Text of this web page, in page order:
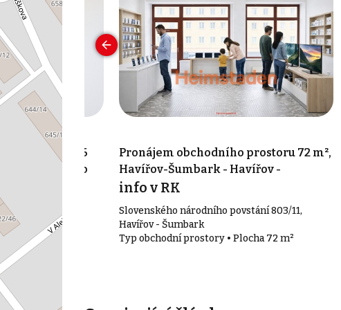
prostoru 376
- Město
- Město
376 m²
Pronájem obchodního prostoru 72 m²,
Havířov-Šumbark - Havířov -
Šumbark
info v RK
Slovenského národního povstání 803/11,
Havířov - Šumbark
Typ obchodní prostory • Plocha 72 m²